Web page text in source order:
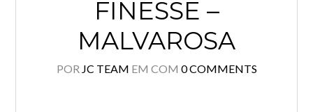
FINESSE –
MALVAROSA
POR JC TEAM EM COM 0 COMMENTS